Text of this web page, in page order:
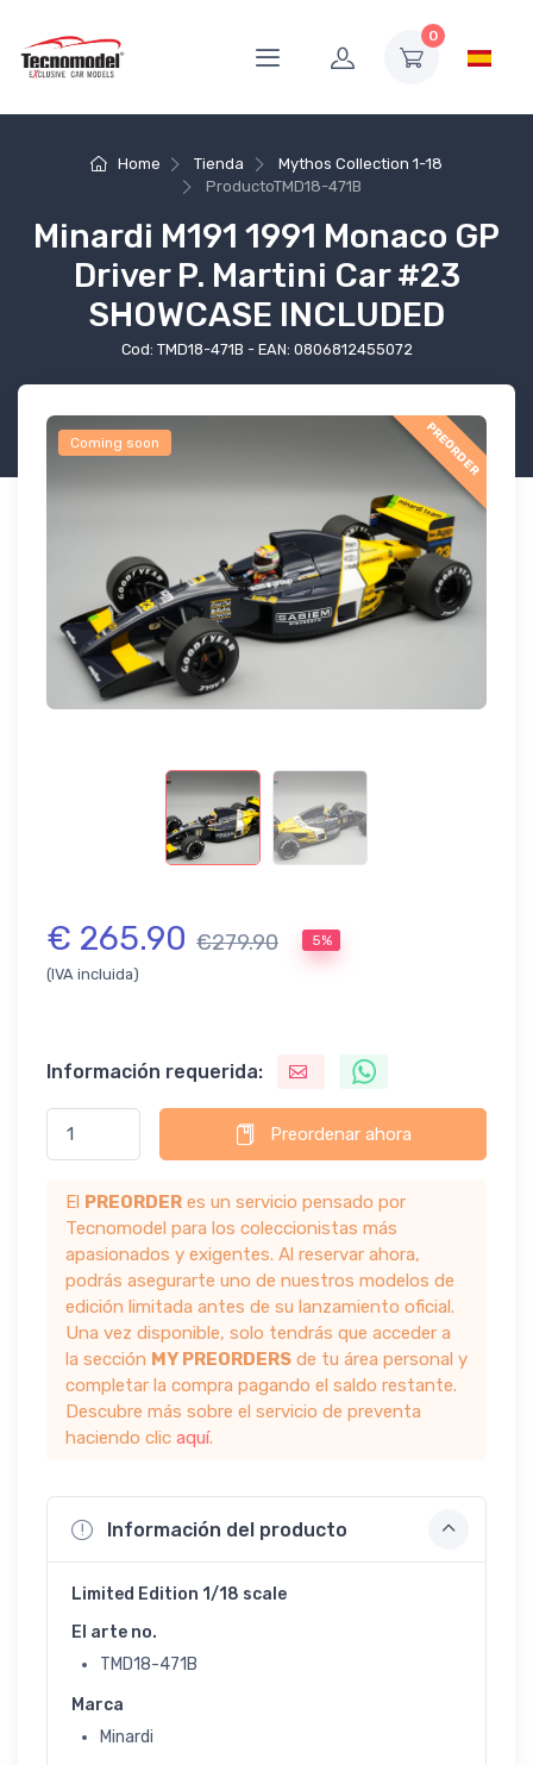
0
Home Tienda
Mythos Collection 1-18
ProductoTMD18-471B
Minardi M191 1991 Monaco GP
Driver P. Martini Car #23
SHOWCASE INCLUDED
Cod: TMD18-471B - EAN: 0806812455072
Coming soon PREORDER
€ 265.90 €279.90 5%
(IVA incluida)
Información requerida:
Preordenar ahora
El PREORDER es un servicio pensado por
Tecnomodel para los coleccionistas más
apasionados y exigentes. Al reservar ahora,
podrás asegurarte uno de nuestros modelos de
edición limitada antes de su lanzamiento oficial.
Una vez disponible, solo tendrás que acceder a
la sección MY PREORDERS de tu área personal y
completar la compra pagando el saldo restante.
Descubre más sobre el servicio de preventa
haciendo clic aquí.
Información del producto
Limited Edition 1/18 scale
El arte no.
TMD18-471B
Marca
Minardi